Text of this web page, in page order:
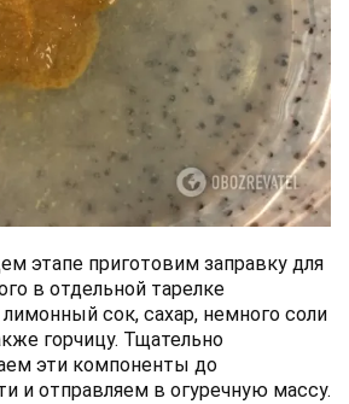
этапе приготовим заправку для
в отдельной тарелке
сок, сахар, немного соли
горчицу. Тщательно
эти компоненты до
и отправляем в огуречную массу.